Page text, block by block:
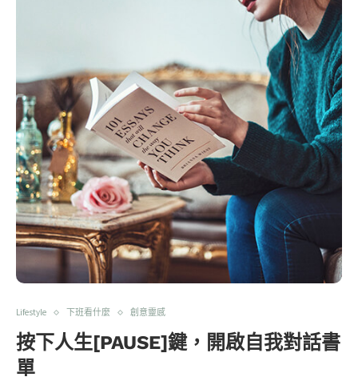
Lifestyle 下班看什麼 創意靈感
按下人生[PAUSE]鍵，開啟自我對話書
單